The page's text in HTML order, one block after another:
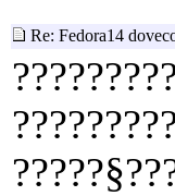
Re: Fedora14